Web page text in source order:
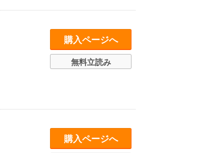
購入ページへ
無料立読み
購入ページへ